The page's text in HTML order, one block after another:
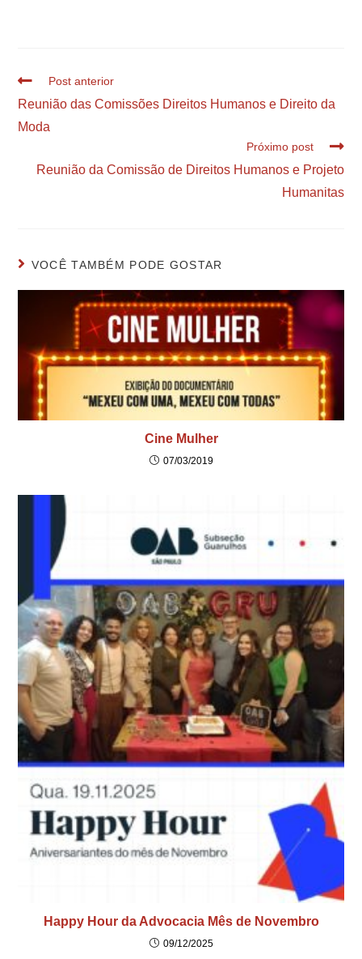
Post anterior
Reunião das Comissões Direitos Humanos e Direito da
Moda
Próximo post
Reunião da Comissão de Direitos Humanos e Projeto
Humanitas
VOCÊ TAMBÉM PODE GOSTAR
Cine Mulher
07/03/2019
Happy Hour da Advocacia Mês de Novembro
09/12/2025